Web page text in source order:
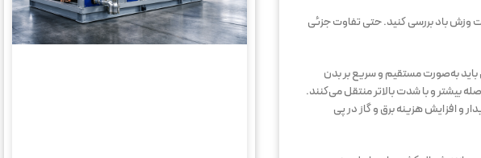
وزش باد بررسی کنید. حتی تفاوت جزئی
به‌صورت مستقیم و سریع بر بدن
بیشتر و با شدت بالاتر منتقل می‌کنند.
و افزایش هزینه برق و گاز در پی